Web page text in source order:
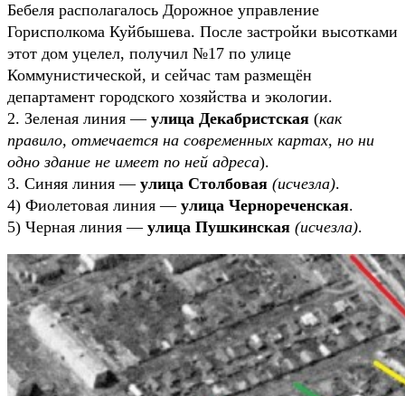
Бебеля располагалось Дорожное управление
Горисполкома Куйбышева. После застройки высотками
этот дом уцелел, получил №17 по улице
Коммунистической, и сейчас там размещён
департамент городского хозяйства и экологии.
2. Зеленая линия — улица Декабристская (как
правило, отмечается на современных картах, но ни
одно здание не имеет по ней адреса).
3. Синяя линия — улица Столбовая (исчезла).
4) Фиолетовая линия — улица Чернореченская.
5) Черная линия — улица Пушкинская (исчезла).